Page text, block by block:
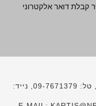
דואר אלקטרוני
רח' האקליפטוס 1 כפר סבא 44535, טל: 09-7671379, נייד: